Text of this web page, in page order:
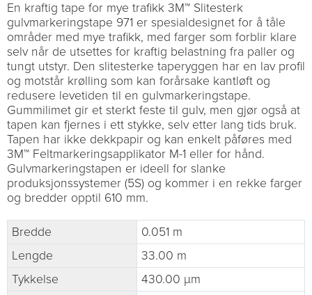
En kraftig tape for mye trafikk 3M™ Slitesterk
gulvmarkeringstape 971 er spesialdesignet for å tåle
områder med mye trafikk, med farger som forblir klare
selv når de utsettes for kraftig belastning fra paller og
tungt utstyr. Den slitesterke taperyggen har en lav profil
og motstår krølling som kan forårsake kantløft og
redusere levetiden til en gulvmarkeringstape.
Gummilimet gir et sterkt feste til gulv, men gjør også at
tapen kan fjernes i ett stykke, selv etter lang tids bruk.
Tapen har ikke dekkpapir og kan enkelt påføres med
3M™ Feltmarkeringsapplikator M-1 eller for hånd.
Gulvmarkeringstapen er ideell for slanke
produksjonssystemer (5S) og kommer i en rekke farger
og bredder opptil 610 mm.
Bredde
0.051 m
Lengde
33.00 m
Tykkelse
430.00 µm